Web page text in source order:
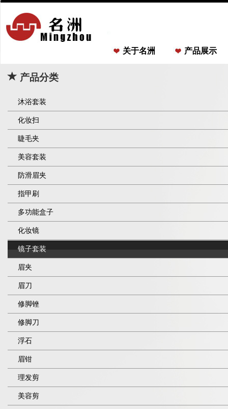
关于名洲 产品展示
产品分类
沐浴套装
化妆扫
睫毛夹
美容套装
防滑眉夹
指甲刷
多功能盒子
化妆镜
镜子套装
眉夹
眉刀
修脚锉
修脚刀
浮石
眉钳
理发剪
美容剪